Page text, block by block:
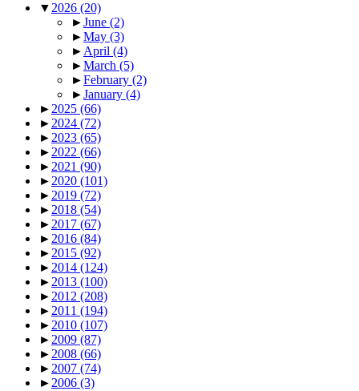
▼2026 (20)
►June (2)
►May (3)
►April (4)
►March (5)
►February (2)
►January (4)
►2025 (66)
►2024 (72)
►2023 (65)
►2022 (66)
►2021 (90)
►2020 (101)
►2019 (72)
►2018 (54)
►2017 (67)
►2016 (84)
►2015 (92)
►2014 (124)
►2013 (100)
►2012 (208)
►2011 (194)
►2010 (107)
►2009 (87)
►2008 (66)
►2007 (74)
►2006 (3)